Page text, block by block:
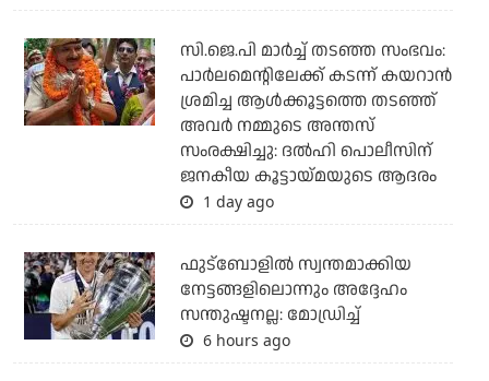
സി.ജെ.പി മാര്‍ച്ച് തടഞ്ഞ സംഭവം:
പാര്‍ലമെന്റിലേക്ക് കടന്ന് കയറാന്‍
ശ്രമിച്ച ആള്‍ക്കൂട്ടത്തെ തടഞ്ഞ്
അവര്‍ നമ്മുടെ അന്തസ്
സംരക്ഷിച്ചു: ദല്‍ഹി പൊലീസിന്
ജനകീയ കൂട്ടായ്മയുടെ ആദരം
1 day ago
ഫുട്ബോളില്‍ സ്വന്തമാക്കിയ
നേട്ടങ്ങളിലൊന്നും അദ്ദേഹം
സന്തുഷ്ടനല്ല: മോഡ്രിച്ച്
6 hours ago